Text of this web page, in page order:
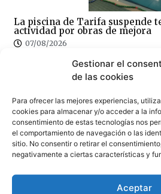
Gestionar el
de las cookies
Para ofrecer las mejores experiencias,
cookies para almacenar y/o acceder a la
consentimiento de estas tecnologías nos
el comportamiento de navegación o las
sitio. No consentir o retirar el
negativamente a ciertas características y
Aceptar
La piscina de Tarifa suspende
actividad por obras de mejora
07/08/2026
La fumigación en el peor
al Ayuntamiento a intentar
de los empresarios